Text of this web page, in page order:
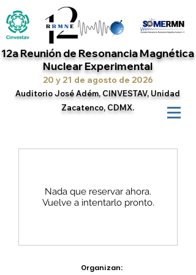
12a Reunión de Resonancia Magnética
Nuclear Experimental
20 y 21 de agosto de 2026
Auditorio José Adém, CINVESTAV, Unidad
Zacatenco, CDMX.
Nada que reservar ahora.
Vuelve a intentarlo pronto.
Organizan: